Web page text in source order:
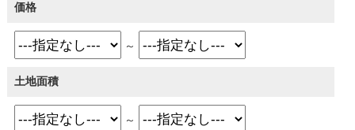
価格
～
土地面積
～